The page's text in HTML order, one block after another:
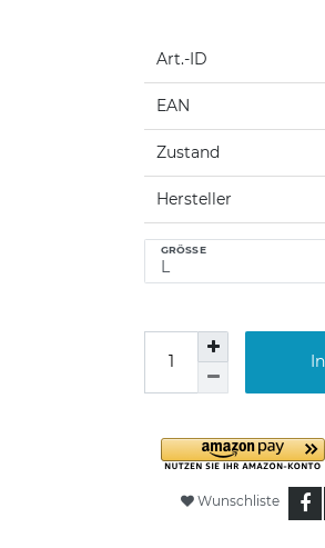
Art.-ID
EAN
Zustand
Hersteller
GRÖSSE
Wunschliste